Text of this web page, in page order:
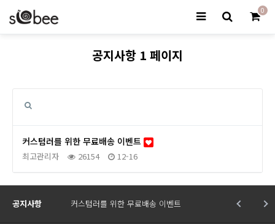
0
공지사항 1 페이지
커스텀러를 위한 무료배송 이벤트
최고관리자 26154 12-16
공지사항 커스텀러를 위한 무료배송 이벤트